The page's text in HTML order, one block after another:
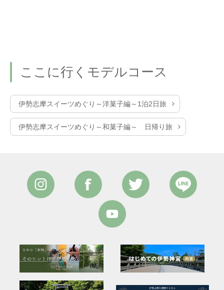
ここに行くモデルコース
伊勢志摩スイーツめぐり～洋菓子編～1泊2日旅
伊勢志摩スイーツめぐり～和菓子編～ 日帰り旅